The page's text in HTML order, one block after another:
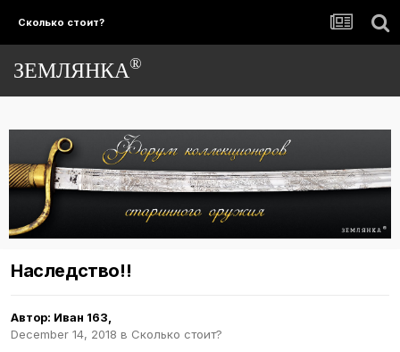
Сколько стоит?
ЗЕМЛЯНКА®
Наследство!!
Автор: Иван 163
December 14, 2018 в Сколько стоит?